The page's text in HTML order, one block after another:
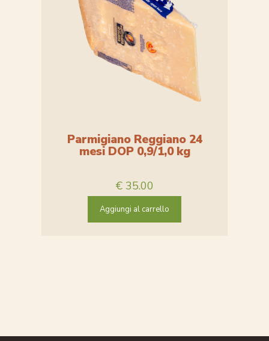
Parmigiano Reggiano 24
mesi DOP 0,9/1,0 kg
€ 35.00
Aggiungi al carrello